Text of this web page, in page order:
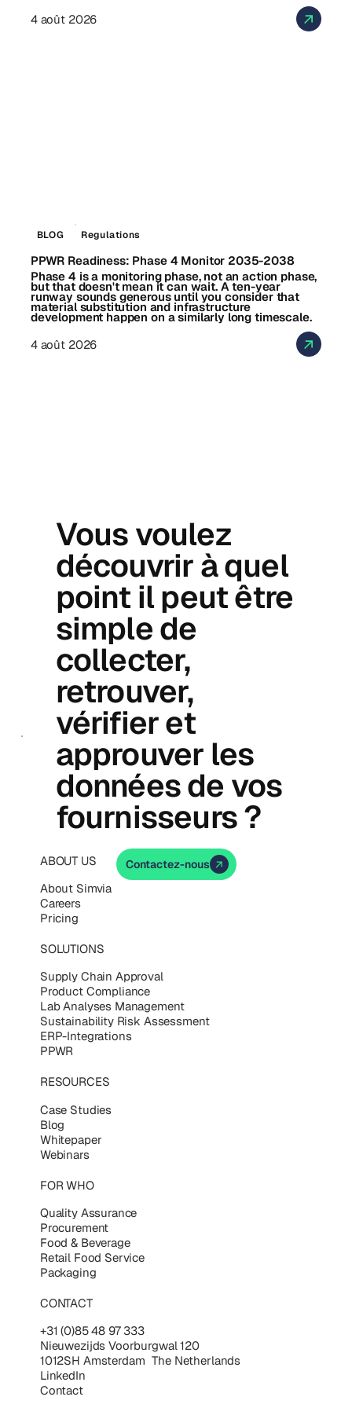
4 août 2026
BLOG Regulations
PPWR Readiness: Phase 4 Monitor 2035-2038
Phase 4 is a monitoring phase, not an action phase,
but that doesn't mean it can wait. A ten-year
runway sounds generous until you consider that
material substitution and infrastructure
development happen on a similarly long timescale.
4 août 2026
ABOUT US
About Simvia
Careers
Pricing
SOLUTIONS
Supply Chain Approval
Product Compliance
Lab Analyses Management
Sustainability Risk Assessment
ERP-Integrations
PPWR
RESOURCES
Case Studies
Blog
Whitepaper
Webinars
CONTACT
+31 (0)85 48 97 333
Nieuwezijds Voorburgwal 120
1012SH Amsterdam The Netherlands
LinkedIn
Contact
FOR WHO
Quality Assurance
Procurement
Food & Beverage
Retail Food Service
Packaging
Vous voulez
découvrir à quel
point il peut être
simple de
collecter,
retrouver,
vérifier et
approuver les
données de vos
fournisseurs ?
Contactez-nous